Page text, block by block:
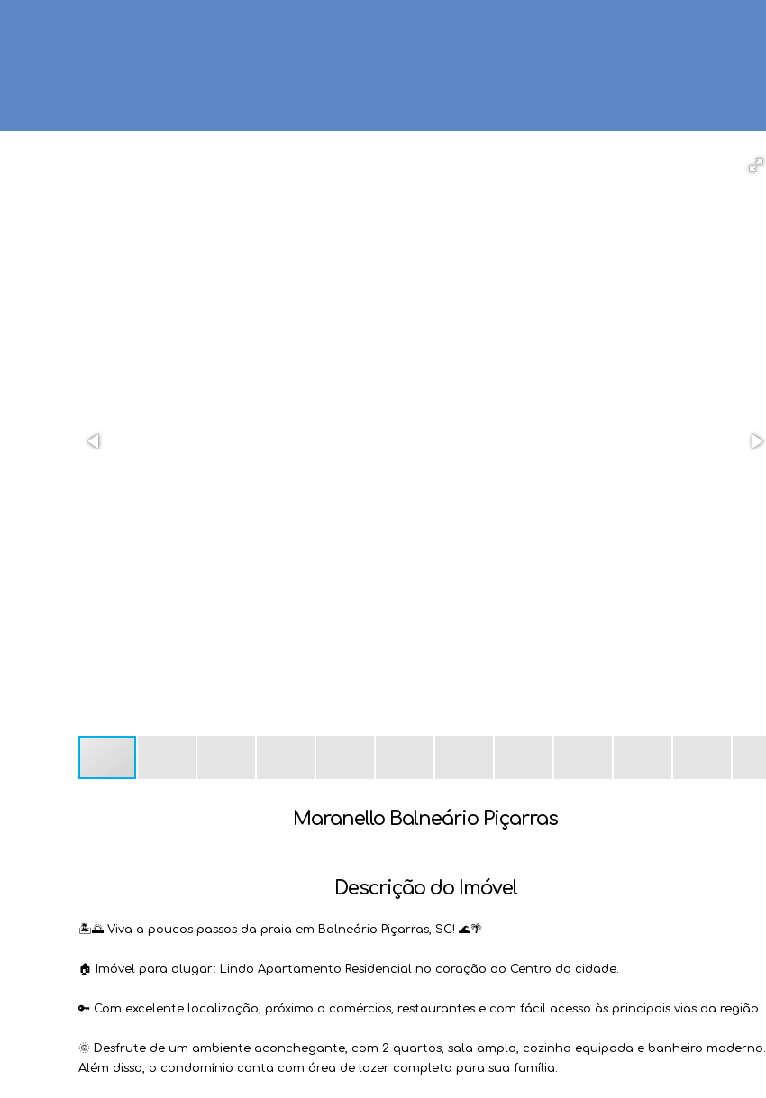
Maranello Balneário Piçarras
Descrição do Imóvel
🏝🌅 Viva a poucos passos da praia em Balneário Piçarras, SC! 🌊🌴
🏠 Imóvel para alugar: Lindo Apartamento Residencial no coração do Centro da cidade.
🔑 Com excelente localização, próximo a comércios, restaurantes e com fácil acesso às principais vias da região.
🌞 Desfrute de um ambiente aconchegante, com 2 quartos, sala ampla, cozinha equipada e banheiro moderno.
Além disso, o condomínio conta com área de lazer completa para sua família.